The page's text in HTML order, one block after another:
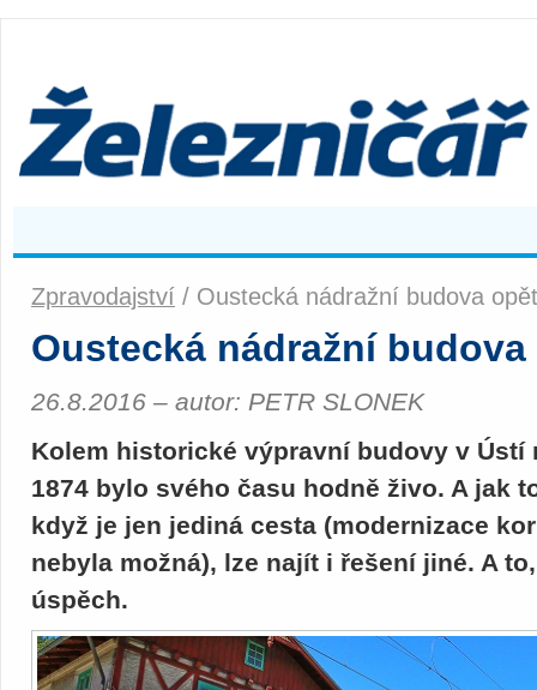
Zpravodajství / Oustecká nádražní budova
Oustecká nádražní
26.8.2016 – autor: PETR SLONEK
Kolem historické výpravní budovy v Ústí
1874 bylo svého času hodně živo. A jak
když je jen jediná cesta (modernizace
nebyla možná), lze najít i řešení jiné. A
úspěch.